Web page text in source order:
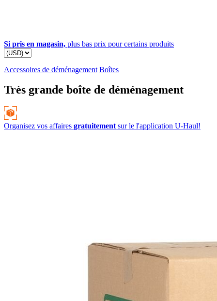
Si pris en magasin, plus bas prix pour certains produits
Accessoires de déménagement Boîtes
Très grande boîte de déménagement
Organisez vos affaires gratuitement sur le l'application U-Haul!